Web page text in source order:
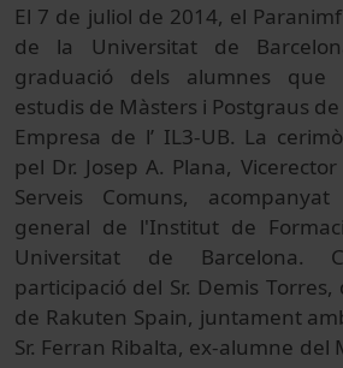
El 7 de juliol de 2014, el
de la Universitat de
graduació dels alumnes
estudis de Màsters i Postgraus
Empresa de l’ IL3-UB. La
pel Dr. Josep A. Plana,
Serveis Comuns,
general de l'Institut de
Universitat de Barcelona.
participació del Sr. Demis
de Rakuten Spain, juntament
Sr. Ferran Ribalta, ex-alumne del